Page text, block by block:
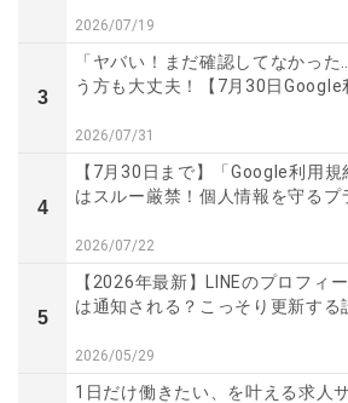
2026/07/19
3
「ヤバい！まだ確認してなかった
う方も大丈夫！【7月30日Google
2026/07/31
4
【7月30日まで】「Google利用規
はスルー厳禁！個人情報を守るプ
2026/07/22
5
【2026年最新】LINEのプロフィ
は通知される？こっそり更新する
2026/05/29
1日だけ働きたい、を叶える求人